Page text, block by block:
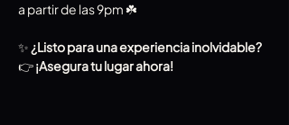
a partir de las 9pm ☘️
✨ ¿Listo para una experiencia inolvidable?
👉 ¡Asegura tu lugar ahora!